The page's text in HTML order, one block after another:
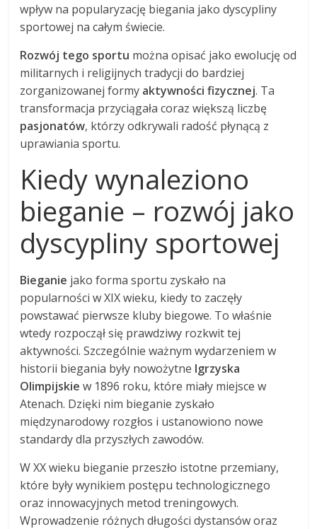
wpływ na popularyzację biegania jako dyscypliny
sportowej na całym świecie.
Rozwój tego sportu można opisać jako ewolucję od
militarnych i religijnych tradycji do bardziej
zorganizowanej formy aktywności fizycznej. Ta
transformacja przyciągała coraz większą liczbę
pasjonatów, którzy odkrywali radość płynącą z
uprawiania sportu.
Kiedy wynaleziono
bieganie – rozwój jako
dyscypliny sportowej
Bieganie jako forma sportu zyskało na
popularności w XIX wieku, kiedy to zaczęły
powstawać pierwsze kluby biegowe. To właśnie
wtedy rozpoczął się prawdziwy rozkwit tej
aktywności. Szczególnie ważnym wydarzeniem w
historii biegania były nowożytne Igrzyska
Olimpijskie w 1896 roku, które miały miejsce w
Atenach. Dzięki nim bieganie zyskało
międzynarodowy rozgłos i ustanowiono nowe
standardy dla przyszłych zawodów.
W XX wieku bieganie przeszło istotne przemiany,
które były wynikiem postępu technologicznego
oraz innowacyjnych metod treningowych.
Wprowadzenie różnych długości dystansów oraz